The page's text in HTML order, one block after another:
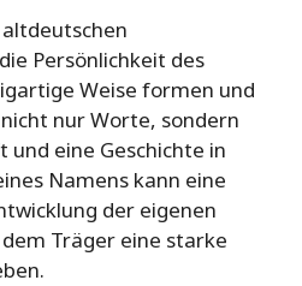
Persönlichkeit des
Weise formen und
nur Worte, sondern
eine Geschichte in
Namens kann eine
der eigenen
Träger eine starke